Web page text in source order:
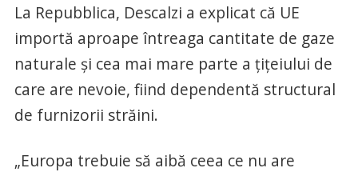
La Repubblica, Descalzi a explicat că UE
importă aproape întreaga cantitate de gaze
naturale şi cea mai mare parte a ţiţeiului de
care are nevoie, fiind dependentă structural
de furnizorii străini.
„Europa trebuie să aibă ceea ce nu are